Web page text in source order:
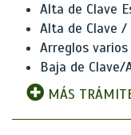
Alta de Clave
Alta de Clave
Arreglos
Baja de
MÁS